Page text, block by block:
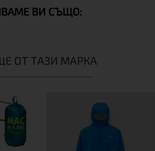
ВИ СЪЩО:
ОТ ТАЗИ МАРКА